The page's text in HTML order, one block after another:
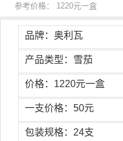
参考价格： 1220元一盒
品牌：奥利瓦
产品类型：雪茄
价格：1220元一盒
一支价格：50元
包装规格：24支